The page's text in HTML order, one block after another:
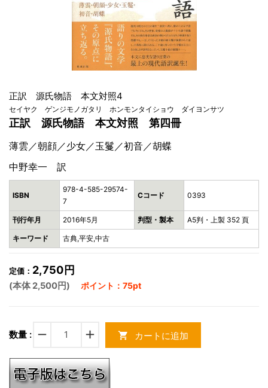
正訳 源氏物語 本文対照4
セイヤク ゲンジモノガタリ ホンモンタイショウ ダイヨンサツ
正訳 源氏物語 本文対照 第四冊
薄雲／朝顔／少女／玉鬘／初音／胡蝶
中野幸一 訳
ISBN
978-4-585-29574-
7
Cコード 0393
刊行年月 2016年5月 判型・製本 A5判・上製 352 頁
キーワード 古典,平安,中古
定価： 2,750円
(本体 2,500円) ポイント：75pt
数量 : remove add shopping_cart カートに追加